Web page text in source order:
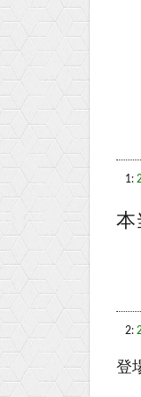
1:
本
2:
登